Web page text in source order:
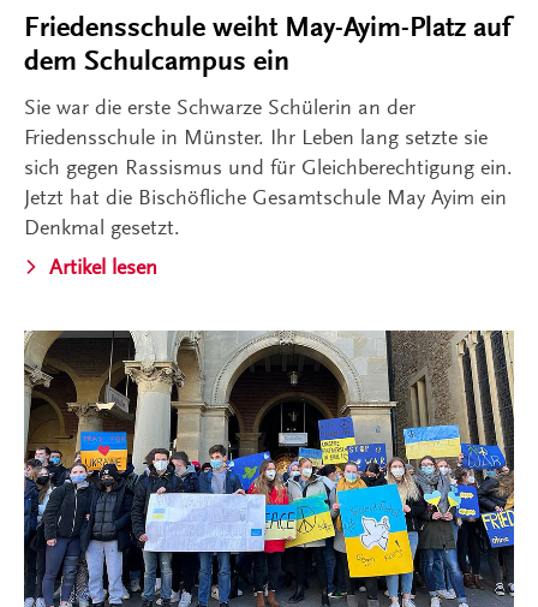
Friedensschule weiht May-Ayim-Platz auf
dem Schulcampus ein
Sie war die erste Schwarze Schülerin an der
Friedensschule in Münster. Ihr Leben lang setzte sie
sich gegen Rassismus und für Gleichberechtigung ein.
Jetzt hat die Bischöfliche Gesamtschule May Ayim ein
Denkmal gesetzt.
Artikel lesen